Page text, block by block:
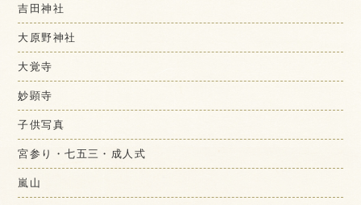
吉田神社
大原野神社
大覚寺
妙顕寺
子供写真
宮参り・七五三・成人式
嵐山